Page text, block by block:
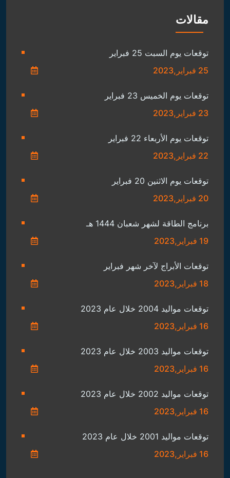
مقالات
توقعات يوم السبت 25 فبراير
25 فبراير,2023
توقعات يوم الخميس 23 فبراير
23 فبراير,2023
توقعات يوم الأربعاء 22 فبراير
22 فبراير,2023
توقعات يوم الاثنين 20 فبراير
20 فبراير,2023
برنامج الطاقة لشهر شعبان 1444 هـ
19 فبراير,2023
توقعات الأبراج لآخر شهر فبراير
18 فبراير,2023
توقعات مواليد 2004 خلال عام 2023
16 فبراير,2023
توقعات مواليد 2003 خلال عام 2023
16 فبراير,2023
توقعات مواليد 2002 خلال عام 2023
16 فبراير,2023
توقعات مواليد 2001 خلال عام 2023
16 فبراير,2023